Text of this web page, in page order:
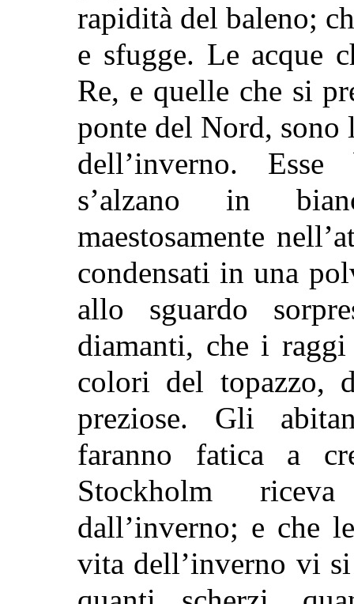
rapidità del baleno;
e sfugge. Le acque
Re, e quelle che si
ponte del Nord, sono
dell’inverno.
s’alzano in
maestosamente
condensati in una
allo sguardo
diamanti, che i
colori del topazzo,
preziose. Gli
faranno fatica a
Stockholm
dall’inverno; e che
vita dell’inverno vi